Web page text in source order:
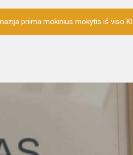
priima mokinius mokytis iš viso